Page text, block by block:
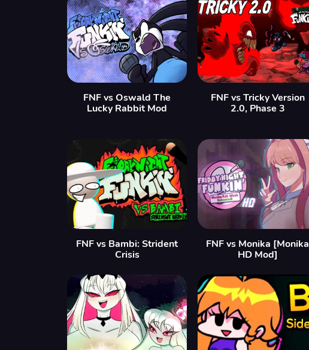
FNF vs Oswald The
Lucky Rabbit Mod
FNF vs Tricky Version
2.0, Phase 3
FNF vs Bambi: Strident
Crisis
FNF vs Monika [Monika
HD Mod]